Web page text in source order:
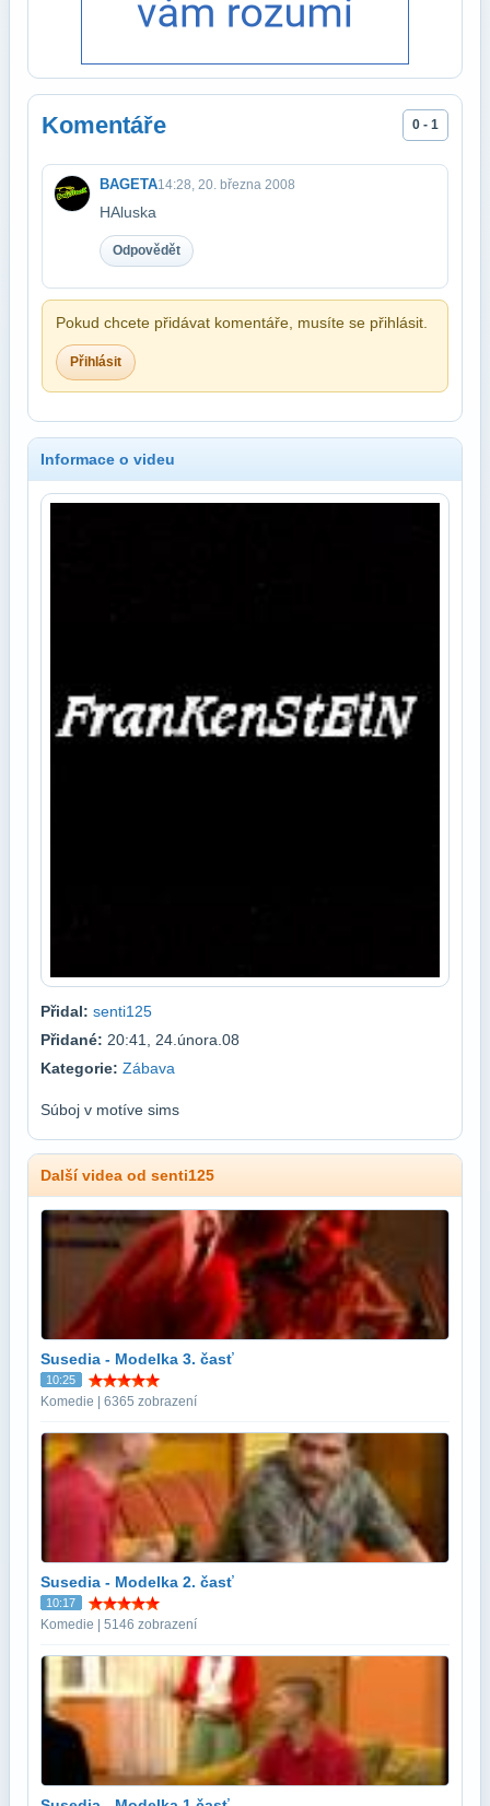
Komentáře 0 - 1
BAGETA14:28, 20. března 2008
HAluska
Odpovědět
Pokud chcete přidávat komentáře, musíte se přihlásit.
Přihlásit
Informace o videu
Přidal: senti125
Přidané: 20:41, 24.února.08
Kategorie: Zábava
Súboj v motíve sims
Další videa od senti125
Susedia - Modelka 3. časť
10:25
Komedie | 6365 zobrazení
Susedia - Modelka 2. časť
10:17
Komedie | 5146 zobrazení